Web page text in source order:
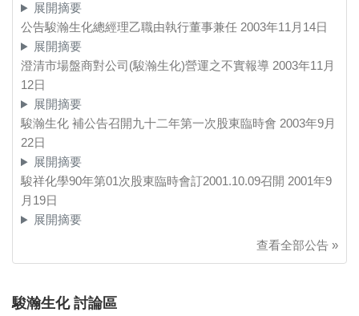
展開摘要
公告駿瀚生化總經理乙職由執行董事兼任 2003年11月14日
展開摘要
澄清市場盤商對公司(駿瀚生化)營運之不實報導 2003年11月
12日
展開摘要
駿瀚生化 補公告召開九十二年第一次股東臨時會 2003年9月
22日
展開摘要
駿祥化學90年第01次股東臨時會訂2001.10.09召開 2001年9
月19日
展開摘要
查看全部公告 »
駿瀚生化 討論區